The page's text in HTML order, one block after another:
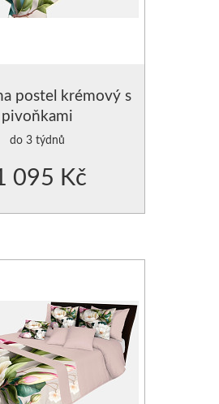
postel krémový s
pivoňkami
do 3 týdnů
095 Kč